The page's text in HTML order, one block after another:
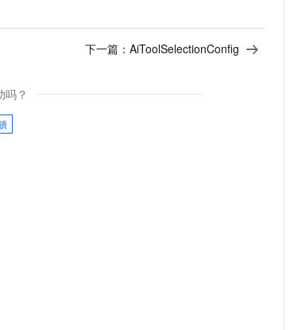
下一篇： AiToolSelectionConfig
吗？